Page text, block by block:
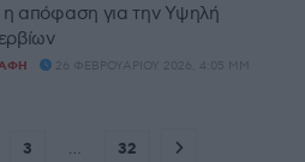
η απόφαση για την Υψηλή
26 ΦΕΒΡΟΥΑΡΊΟΥ 2026, 4:05 ΜΜ
3 … 32